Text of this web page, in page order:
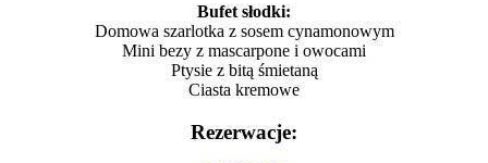
Bufet słodki:
Domowa szarlotka z sosem cynamonowym
Mini bezy z mascarpone i owocami
Ptysie z bitą śmietaną
Ciasta kremowe
Rezerwacje: